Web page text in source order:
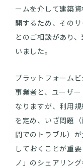
ームを介して建築
開するため、その
とのご相談があり
いました。
プラットフォーム
事業者と、ユーザ
なりますが、利用
を定め、いざ問題
間でのトラブル）
しておくことが重
ノ」のシェアリン